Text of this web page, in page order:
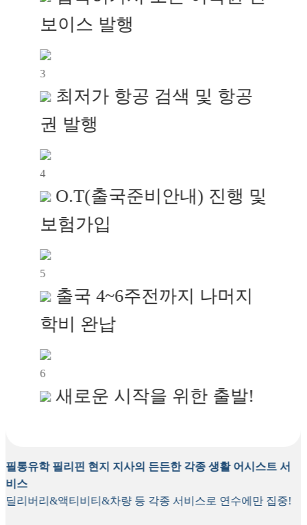
보이스 발행
3
최저가 항공 검색 및 항공
권 발행
4
O.T(출국준비안내) 진행 및
보험가입
5
출국 4~6주전까지 나머지
학비 완납
6
새로운 시작을 위한 출발!
필통유학 필리핀 현지 지사의 든든한 각종 생활 어시스트 서
비스
딜리버리&액티비티&차량 등 각종 서비스로 연수에만 집중!